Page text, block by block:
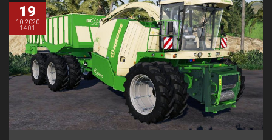
19
10.2020
14:01